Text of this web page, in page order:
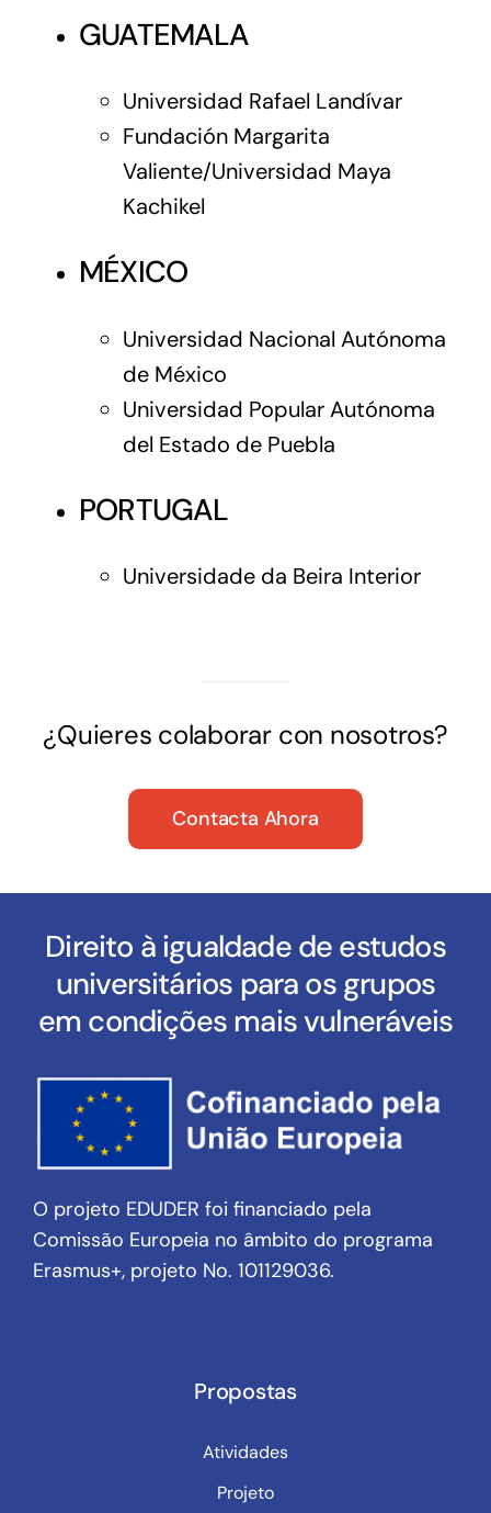
GUATEMALA
Universidad Rafael Landívar
Fundación Margarita
Valiente/Universidad Maya
Kachikel
MÉXICO
Universidad Nacional Autónoma
de México
Universidad Popular Autónoma
del Estado de Puebla
PORTUGAL
Universidade da Beira Interior
¿Quieres colaborar con nosotros?
Contacta Ahora
Direito à igualdade de estudos
universitários para os grupos
em condições mais vulneráveis
O projeto EDUDER foi financiado pela
Comissão Europeia no âmbito do programa
Erasmus+, projeto No. 101129036.
Propostas
Atividades
Projeto